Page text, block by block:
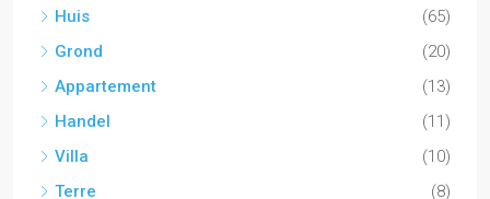
Huis
(65)
Grond
(20)
Appartement
(13)
Handel
(11)
Villa
(10)
Terre
(8)